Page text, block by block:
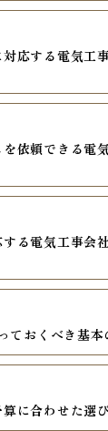
応する電気工
依頼できる電
る電気工事会
ておくべき基本
に合わせた選